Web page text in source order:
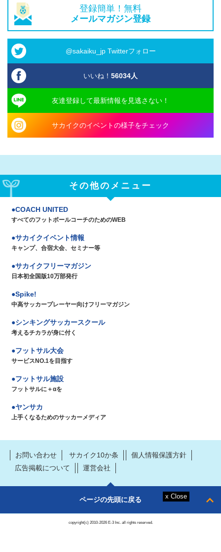
登録簡単！無料
メールマガジン登録
@sakaiku_jp Twitterフォロー
いいね！ 56034人
友達登録して最新情報を見逃さない！
サカイクのイベントの様子をチェック
その他のメニュー
COACH UNITED
すべてのフットボールコーチのためのWEB
サカイクイベント情報
キャンプ、合宿大会、セミナー等
サカイクフリーマガジン
日本初全国版10万部発行
Spike!
中高サッカープレーヤー向けフリーマガジン
シンキングサッカースクール
考えるチカラが身に付く
フットサル大会
サービスNO.1を目指す
フットサル施設
フットサルに＋αを
ヤンサカ
上手くなるためのサッカーメディア
お問い合わせ サカイク10か条
個人情報保護方針
広告掲載について
運営会社
ページの先頭に戻る
copyright(c) 2010-2026 E-3 Inc. all rights reserved.